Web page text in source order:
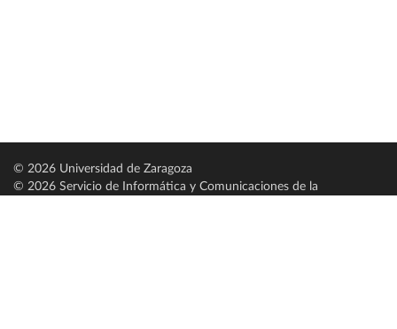
© 2026 Universidad de Zaragoza
© 2026 Servicio de Informática y Comunicaciones de la